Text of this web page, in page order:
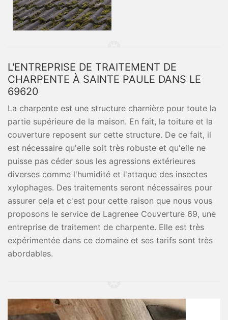
L'ENTREPRISE DE TRAITEMENT DE
CHARPENTE À SAINTE PAULE DANS LE
69620
La charpente est une structure charnière pour toute la
partie supérieure de la maison. En fait, la toiture et la
couverture reposent sur cette structure. De ce fait, il
est nécessaire qu'elle soit très robuste et qu'elle ne
puisse pas céder sous les agressions extérieures
diverses comme l'humidité et l'attaque des insectes
xylophages. Des traitements seront nécessaires pour
assurer cela et c'est pour cette raison que nous vous
proposons le service de Lagrenee Couverture 69, une
entreprise de traitement de charpente. Elle est très
expérimentée dans ce domaine et ses tarifs sont très
abordables.